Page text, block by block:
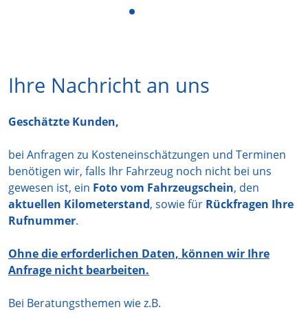
Ihre Nachricht an uns
Geschätzte Kunden,
bei Anfragen zu Kosteneinschätzungen und Terminen
benötigen wir, falls Ihr Fahrzeug noch nicht bei uns
gewesen ist, ein Foto vom Fahrzeugschein, den
aktuellen Kilometerstand, sowie für Rückfragen Ihre
Rufnummer.
Ohne die erforderlichen Daten, können wir Ihre
Anfrage nicht bearbeiten.
Bei Beratungsthemen wie z.B.